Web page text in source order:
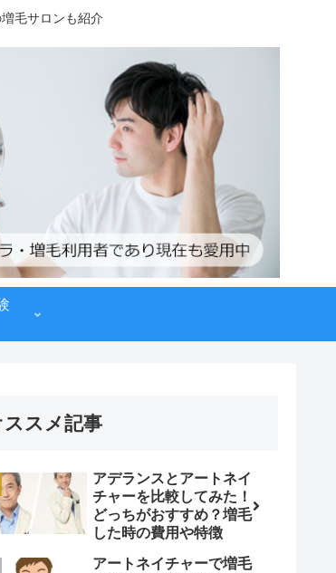
毛サロンも紹介
ススメ記事
アデランスとアートネイ
チャーを比較してみた！
どっちがおすすめ？増毛
した時の費用や特徴
アートネイチャーで増毛